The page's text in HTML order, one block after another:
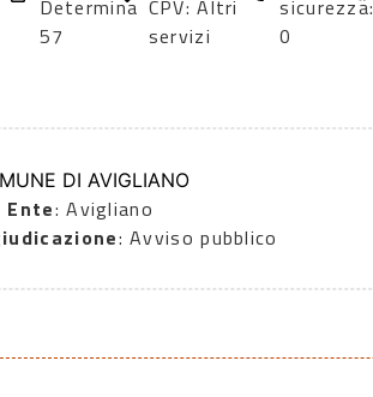
Determina
57
CPV: Altri
servizi
sicurezza:
0
DI AVIGLIANO
Ente: Avigliano
: Avviso pubblico